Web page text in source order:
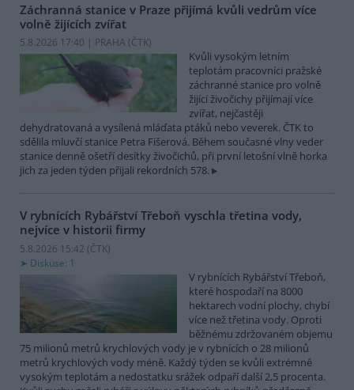
Záchranná stanice v Praze přijímá kvůli vedrům více
volně žijících zvířat
5.8.2026 17:40 | PRAHA (ČTK)
Kvůli vysokým letním
teplotám pracovníci pražské
záchranné stanice pro volně
žijící živočichy přijímají více
zvířat, nejčastěji
dehydratovaná a vysílená mláďata ptáků nebo veverek. ČTK to
sdělila mluvčí stanice Petra Fišerová. Během současné vlny veder
stanice denně ošetří desítky živočichů, při první letošní vlně horka
jich za jeden týden přijali rekordních 578.
V rybnících Rybářství Třeboň vyschla třetina vody,
nejvíce v historii firmy
5.8.2026 15:42 (ČTK)
Diskuse: 1
V rybnících Rybářství Třeboň,
které hospodaří na 8000
hektarech vodní plochy, chybí
více než třetina vody. Oproti
běžnému zdržovaném objemu
75 milionů metrů krychlových vody je v rybnících o 28 milionů
metrů krychlových vody méně. Každý týden se kvůli extrémně
vysokým teplotám a nedostatku srážek odpaří další 2,5 procenta.